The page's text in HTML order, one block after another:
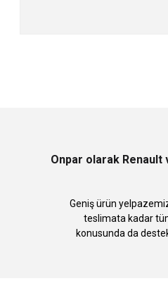
Onpar olarak
Geniş ürün
teslimata kadar
konusunda da